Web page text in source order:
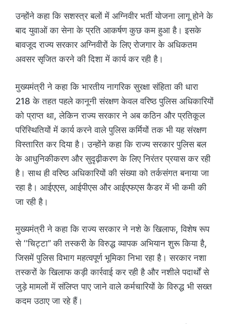
उन्होंने कहा कि सशस्त्र बलों में अग्निवीर भर्ती योजना लागू होने के
बाद युवाओं का सेना के प्रति आकर्षण कुछ कम हुआ है। इसके
बावजूद राज्य सरकार अग्निवीरों के लिए रोजगार के अधिकतम
अवसर सृजित करने की दिशा में कार्य कर रही है।
मुख्यमंत्री ने कहा कि भारतीय नागरिक सुरक्षा संहिता की धारा
218 के तहत पहले कानूनी संरक्षण केवल वरिष्ठ पुलिस अधिकारियों
को प्राप्त था, लेकिन राज्य सरकार ने अब कठिन और प्रतिकूल
परिस्थितियों में कार्य करने वाले पुलिस कर्मियों तक भी यह संरक्षण
विस्तारित कर दिया है। उन्होंने कहा कि राज्य सरकार पुलिस बल
के आधुनिकीकरण और सुदृढ़ीकरण के लिए निरंतर प्रयास कर रही
है। साथ ही वरिष्ठ अधिकारियों की संख्या को तर्कसंगत बनाया जा
रहा है। आईएएस, आईपीएस और आईएफएस कैडर में भी कमी की
जा रही है।
मुख्यमंत्री ने कहा कि राज्य सरकार ने नशे के खिलाफ, विशेष रूप
से ‘‘चिट्टा’’ की तस्करी के विरुद्ध व्यापक अभियान शुरू किया है,
जिसमें पुलिस विभाग महत्वपूर्ण भूमिका निभा रहा है। सरकार नशा
तस्करों के खिलाफ कड़ी कार्रवाई कर रही है और नशीले पदार्थों से
जुड़े मामलों में संलिप्त पाए जाने वाले कर्मचारियों के विरुद्ध भी सख्त
कदम उठाए जा रहे हैं।